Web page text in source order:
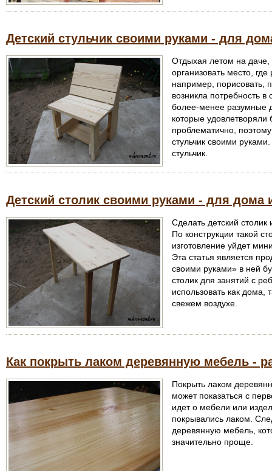
Детский стульчик своими руками - для
Отдыхая летом на даче,
организовать место,
например, порисовать,
возникла потребность
более-менее разумные
которые удовлетворяли
проблематично,
стульчик своими
стульчик.
Детский столик своими руками - для дома
Сделать детский
По конструкции такой
изготовление уйдет
Эта статья является
своими руками» в ней
столик для занятий с
использовать как дома,
свежем воздухе.
Как покрыть лаком деревянную мебель -
Покрыть лаком
может показаться с
идет о мебели или
покрывались лаком.
деревянную мебель,
значительно проще.